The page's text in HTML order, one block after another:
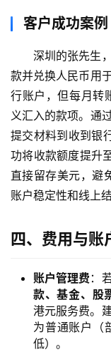
主
客户成功案例
深圳的张先生
款并兑换人民币用
行账户，但每月转
义汇入的款项。通
提交材料到收到银
功将收款额度提升
直接留存美元，避
账户稳定性和线上
四、费用与账
账户管理费 ：
款、基金、股
港元服务费。
为普通账户（
低）。